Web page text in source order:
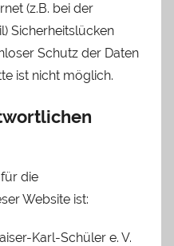
(z.B. bei der
Sicherheitslücken
Schutz der Daten
ist nicht möglich.
die
Website ist:
Karl-Schüler e. V.